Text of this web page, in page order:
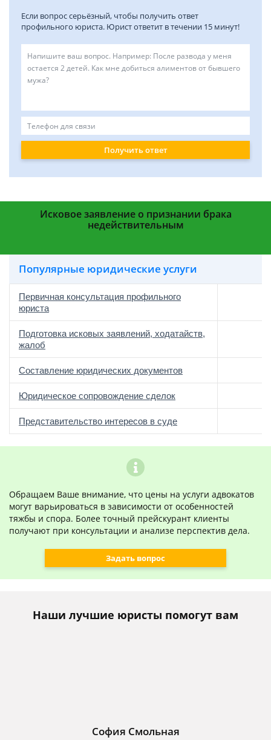
Если вопрос серьёзный, чтобы получить ответ
профильного юриста. Юрист ответит в течении 15 минут!
Получить ответ
Исковое заявление о признании брака
недействительным
Популярные юридические услуги
Первичная консультация профильного
юриста
Подготовка исковых заявлений, ходатайств,
жалоб
Составление юридических документов
Юридическое сопровождение сделок
Представительство интересов в суде
Обращаем Ваше внимание, что цены на услуги адвокатов
могут варьироваться в зависимости от особенностей
тяжбы и спора. Более точный прейскурант клиенты
получают при консультации и анализе перспектив дела.
Задать вопрос
Наши лучшие юристы помогут вам
София Смольная